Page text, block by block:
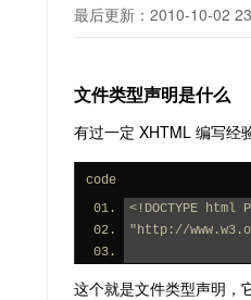
最后更新：2010-10-02
文件类型声明是什么
有过一定 XHTML 编写经
code
<!DOCTYPE
"http://
这个就是文件类型声明，